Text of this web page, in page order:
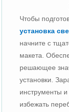
Чтобы
установка
начните с
макета.
решающее
установки.
инструменты
избежать